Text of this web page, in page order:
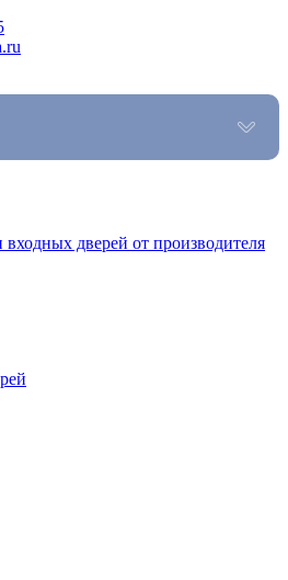
дверей от производителя